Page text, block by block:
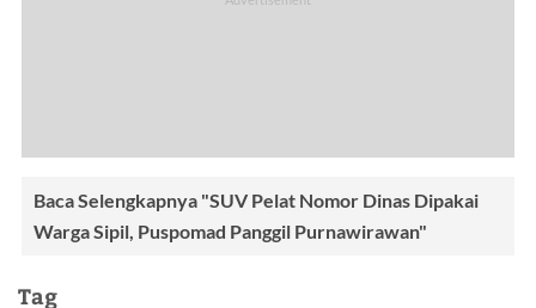
Baca Selengkapnya "SUV Pelat Nomor Dinas Dipakai
Warga Sipil, Puspomad Panggil Purnawirawan"
Tag